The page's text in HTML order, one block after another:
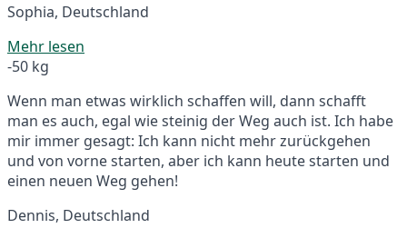
Sophia, Deutschland
Mehr lesen
-50 kg
Wenn man etwas wirklich schaffen will, dann schafft
man es auch, egal wie steinig der Weg auch ist. Ich habe
mir immer gesagt: Ich kann nicht mehr zurückgehen
und von vorne starten, aber ich kann heute starten und
einen neuen Weg gehen!
Dennis, Deutschland